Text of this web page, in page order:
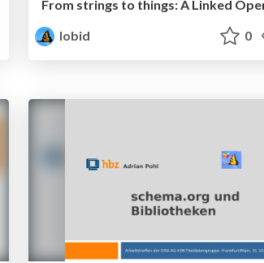
lobid
0